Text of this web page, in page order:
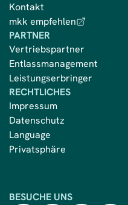
BESUCHE UNS
Kontakt
mkk empfehlen
PARTNER
Vertriebspartner
Entlassmanagement
Leistungserbringer
RECHTLICHES
Impressum
Datenschutz
Language
Privatsphäre